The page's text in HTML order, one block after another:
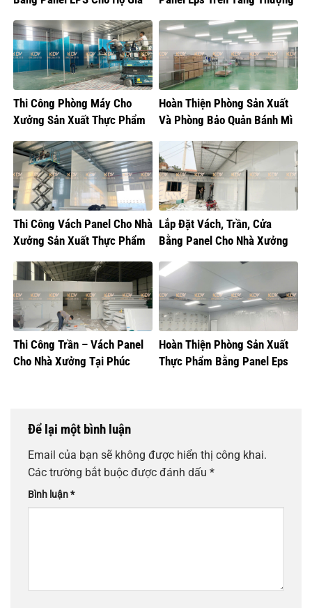
Thi Công Phòng Máy Cho
Xưởng Sản Xuất Thực Phẩm
Hoàn Thiện Phòng Sản Xuất
Và Phòng Bảo Quản Bánh Mì
Thi Công Vách Panel Cho Nhà
Xưởng Sản Xuất Thực Phẩm
Lắp Đặt Vách, Trần, Cửa
Bằng Panel Cho Nhà Xưởng
Thi Công Trần – Vách Panel
Cho Nhà Xưởng Tại Phúc
Hoàn Thiện Phòng Sản Xuất
Thực Phẩm Bằng Panel Eps
Để lại một bình luận
Email của bạn sẽ không được hiển thị công khai.
Các trường bắt buộc được đánh dấu *
Bình luận*